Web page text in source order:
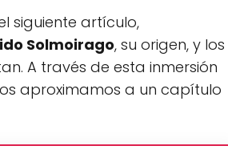
siguiente artículo,
Solmoirago, su origen, y los
A través de esta inmersión
aproximamos a un capítulo